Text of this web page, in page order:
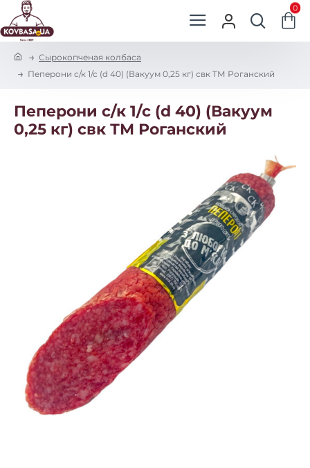
0
Сырокопченая колбаса
Пеперони с/к 1/с (d 40) (Вакуум 0,25 кг) свк ТМ Роганский
Пеперони с/к 1/с (d 40) (Вакуум
0,25 кг) свк ТМ Роганский